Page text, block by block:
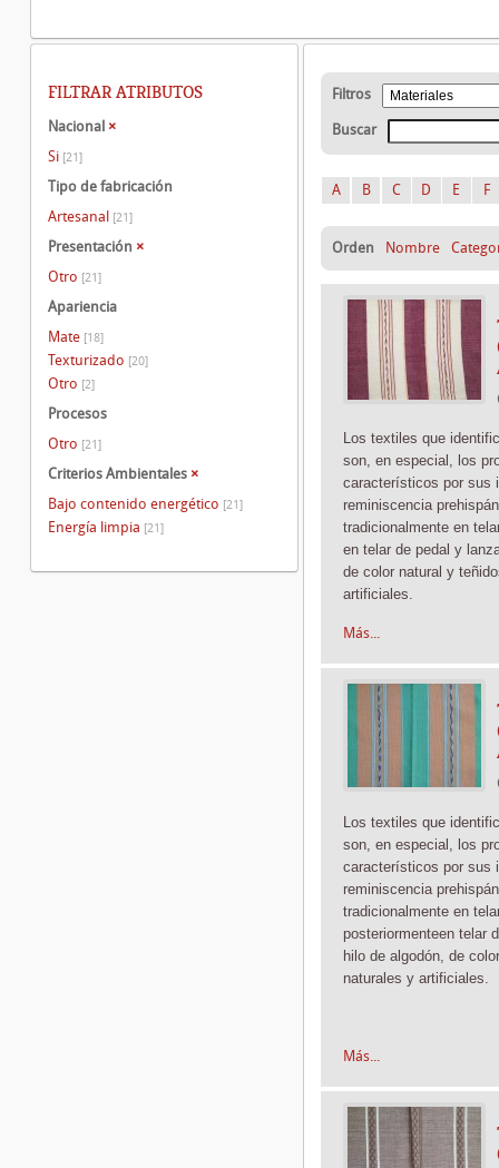
Filtros
Buscar
A B C D E F
Orden Nombre
Los textiles que
son, en especial, los
característicos por sus
reminiscencia
tradicionalmente en
en telar de pedal y
de color natural y
artificiales.
Más...
Los textiles que
son, en especial, los
característicos por sus
reminiscencia
tradicionalmente en
posteriormenteen telar
hilo de algodón, de
naturales y artificiales.
Más...
FILTRAR ATRIBUTOS
Nacional ×
Si [21]
Tipo de fabricación
Artesanal [21]
Presentación ×
Otro [21]
Apariencia
Mate [18]
Texturizado [20]
Otro [2]
Procesos
Otro [21]
Criterios Ambientales ×
Bajo contenido energético [21]
Energía limpia [21]